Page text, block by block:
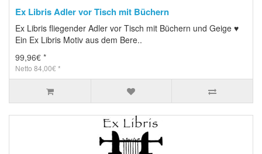
Ex Libris Adler vor Tisch mit Büchern
Ex Libris fliegender Adler vor Tisch mit Büchern und Geige ♥
Ein Ex Libris Motiv aus dem Bere..
99,96€ *
Netto 84,00€ *